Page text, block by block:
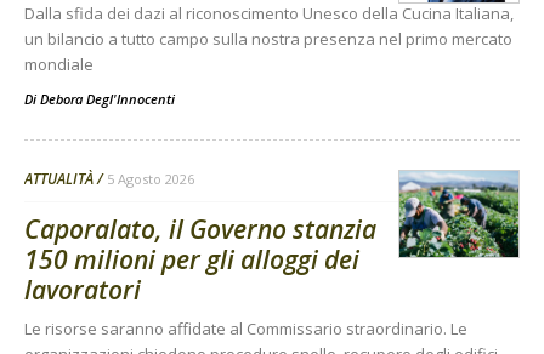
Dalla sfida dei dazi al riconoscimento Unesco della Cucina Italiana,
un bilancio a tutto campo sulla nostra presenza nel primo mercato
mondiale
Di Debora Degl'Innocenti
ATTUALITÀ 5 Agosto 2026
Caporalato, il Governo stanzia
150 milioni per gli alloggi dei
lavoratori
Le risorse saranno affidate al Commissario straordinario. Le